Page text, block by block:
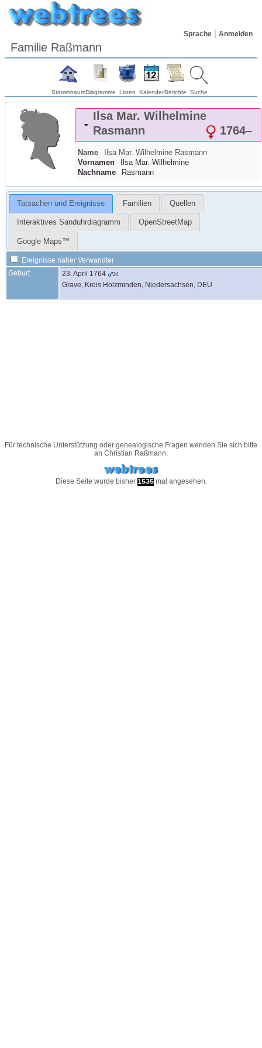
Sprache Anmelden
Familie Raßmann
StammbaumDiagramme Listen KalenderBerichte Suche
Ilsa Mar. Wilhelmine
Rasmann
1764–
Name Ilsa Mar. Wilhelmine Rasmann
Vornamen
Ilsa Mar. Wilhelmine
Nachname
Rasmann
Tatsachen und Ereignisse Familien Quellen
Interaktives Sanduhrdiagramm OpenStreetMap
Google Maps™
Ereignisse naher Verwandter
Geburt
23. April 1764 24
Grave, Kreis Holzminden, Niedersachsen, DEU
Für technische Unterstützung oder genealogische Fragen wenden Sie sich bitte
an Christian Raßmann.
Diese Seite wurde bisher 1535mal angesehen.